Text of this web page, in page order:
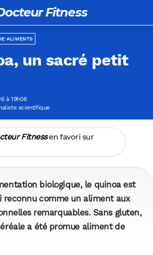
Fitness
ALIMENTS
un sacré petit
à 19h08
scientifique
Fitnessen favori sur
biologique, le quinoa est
reconnu comme un aliment aux
remarquables. Sans gluten,
a été promue aliment de